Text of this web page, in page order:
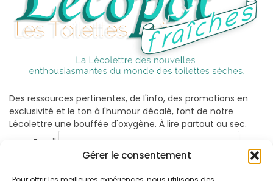
Gérer le consentement
Des ressources pertinentes, de l'info, des promotions en
exclusivité et le ton à l'humour décalé, font de notre
Lécolettre une bouffée d'oxygène. À lire partout au sec.
Email